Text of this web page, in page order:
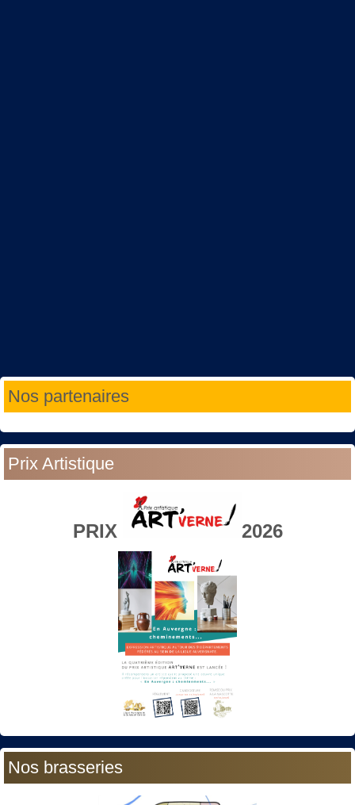
Nos partenaires
Prix Artistique
PRIX 2026
Nos brasseries
Année
précédente
Mois
précédent
Année
suivante
Mois
suivant